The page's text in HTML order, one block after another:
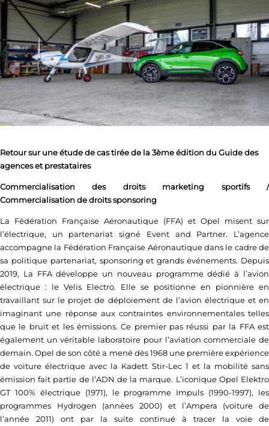
Retour sur une étude de cas tirée de la 3ème édition du Guide des
agences et prestataires
Commercialisation des droits marketing sportifs /
Commercialisation de droits sponsoring
La Fédération Française Aéronautique (FFA) et Opel misent sur
l’électrique, un partenariat signé Event and Partner. L’agence
accompagne la Fédération Française Aéronautique dans le cadre de
sa politique partenariat, sponsoring et grands événements. Depuis
2019, La FFA développe un nouveau programme dédié à l’avion
électrique : le Velis Electro. Elle se positionne en pionnière en
travaillant sur le projet de déploiement de l’avion électrique et en
imaginant une réponse aux contraintes environnementales telles
que le bruit et les émissions. Ce premier pas réussi par la FFA est
également un véritable laboratoire pour l’aviation commerciale de
demain. Opel de son côté a mené dès 1968 une première expérience
de voiture électrique avec la Kadett Stir-Lec 1 et la mobilité sans
émission fait partie de l’ADN de la marque. L’iconique Opel Elektro
GT 100% électrique (1971), le programme Impuls (1990-1997), les
programmes Hydrogen (années 2000) et l’Ampera (voiture de
l’année 2011) ont par la suite continué à tracer la voie de